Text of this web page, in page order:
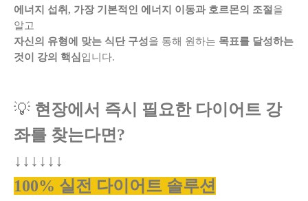
에너지 섭취, 가장 기본적인 에너지 이동과 호르몬의 조절 을
알고
자신의 유형에 맞는 식단 구성을 통해 원하는 목표를 달성하는
것이 강의 핵심 입니다.
💡 현장에서 즉시 필요한 다이어트 강
좌를 찾는다면?
↓↓↓↓↓↓
100% 실전 다이어트 솔루션